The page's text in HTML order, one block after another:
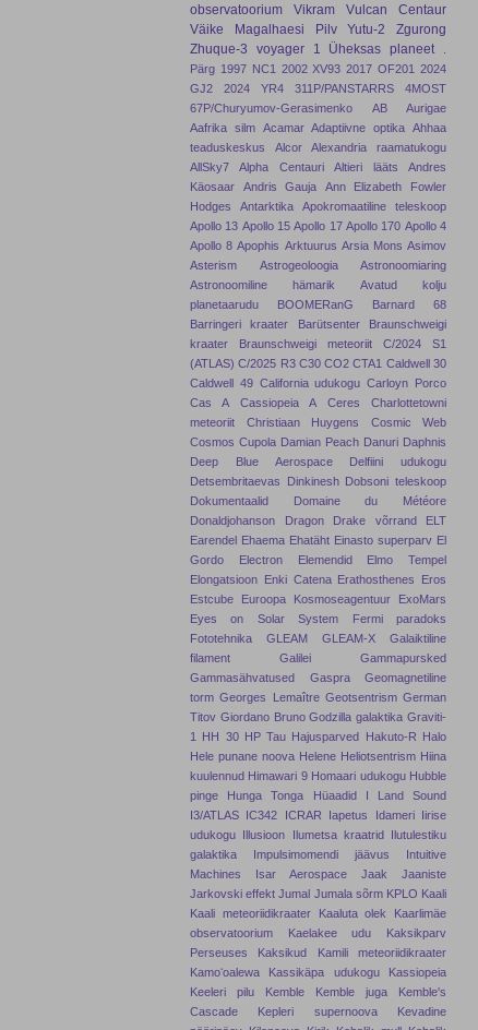
observatoorium
Vikram
Vulcan Centaur
Väike Magalhaesi Pilv
Yutu-2
Zgurong
Zhuque-3
voyager 1 Üheksas planeet
Pärg 1997 NC1 2002 XV93 2017 OF201 2024
GJ2
2024 YR4 311P/PANSTARRS
4MOST
67P/Churyumov-Gerasimenko
AB Aurigae
Aafrika silm Acamar Adaptiivne optika Ahhaa
teaduskeskus
Alcor
Alexandria raamatukogu
AllSky7
Alpha Centauri Altieri lääts
Andres
Käosaar
Andris Gauja
Ann Elizabeth Fowler
Hodges
Antarktika
Apokromaatiline teleskoop
Apollo 13 Apollo 15 Apollo 17 Apollo 170 Apollo 4
Apollo 8 Apophis Arktuurus Arsia Mons Asimov
Asterism
Astrogeoloogia
Astronoomiaring
Astronoomiline hämarik
Avatud kolju
planetaarudu
BOOMERanG
Barnard 68
Barringeri kraater
Barütsenter
Braunschweigi
kraater
Braunschweigi meteoriit
C/2024 S1
(ATLAS) C/2025 R3 C30 CO2 CTA1 Caldwell 30
Caldwell 49 California udukogu Carloyn Porco
Cas A
Cassiopeia A Ceres
Charlottetowni
meteoriit
Christiaan Huygens
Cosmic Web
Cosmos Cupola Damian Peach Danuri Daphnis
Deep Blue Aerospace
Delfiini udukogu
Detsembritaevas
Dinkinesh Dobsoni teleskoop
Dokumentaalid
Domaine du Météore
Donaldjohanson
Dragon Drake võrrand
ELT
Earendel Ehaema Ehatäht Einasto superparv El
Gordo
Electron Elemendid
Elmo Tempel
Elongatsioon Enki Catena Erathosthenes
Eros
Estcube
Euroopa Kosmoseagentuur
ExoMars
Eyes on Solar System
Fermi paradoks
Fototehnika
GLEAM GLEAM-X
Galaiktiline
filament
Galilei
Gammapursked
Gammasähvatused
Gaspra
Geomagnetiline
torm Georges Lemaître Geotsentrism German
Titov Giordano Bruno Godzilla galaktika Graviti-
1
HH 30 HP Tau Hajusparved Hakuto-R Halo
Hele punane noova Helene Heliotsentrism Hiina
kuulennud Himawari 9 Homaari udukogu Hubble
pinge
Hunga Tonga Hüaadid
I Land Sound
I3/ATLAS IC342 ICRAR Iapetus Idameri
Iirise
udukogu Illusioon Ilumetsa kraatrid
Ilutulestiku
galaktika
Impulsimomendi jäävus
Intuitive
Machines
Isar Aerospace
Jaak Jaaniste
Jarkovski effekt Jumal Jumala sõrm KPLO Kaali
Kaali meteoriidikraater
Kaaluta olek
Kaarlimäe
observatoorium
Kaelakee udu
Kaksikparv
Perseuses
Kaksikud
Kamili meteoriidikraater
Kamoʻoalewa
Kassikäpa udukogu
Kassiopeia
Keeleri pilu
Kemble Kemble juga
Kemble's
Cascade
Kepleri supernoova
Kevadine